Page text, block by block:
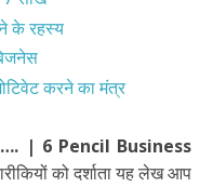
के रहस्य
करने का मंत्र
…. | 6 Pencil Business
को दर्शाता यह लेख आप